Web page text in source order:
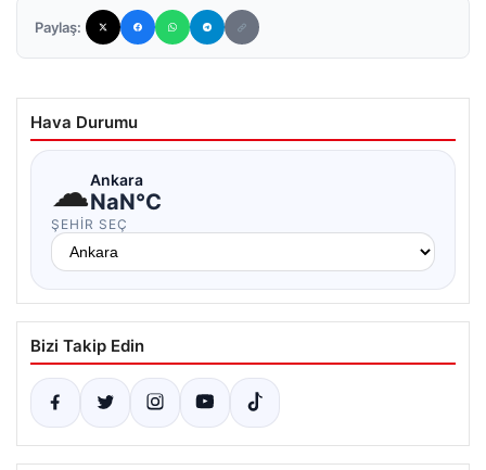
Paylaş:
Hava Durumu
☁Ankara
NaN°C
ŞEHIR SEÇ
Bizi Takip Edin